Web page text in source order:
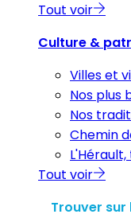
Tout voir
Culture &
Villes et
Nos plus
Nos
Chemin
Tout voir
Trouver